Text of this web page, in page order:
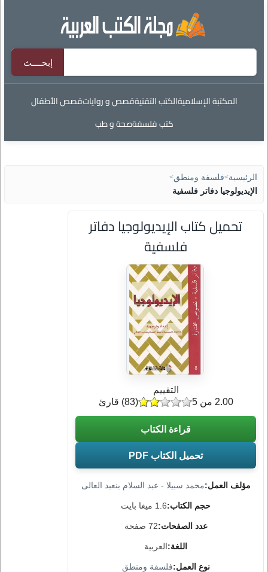
المكتبة الإسلاميةالكتب التقنيةقصص و رواياتقصص الأطفال
كتب فلسفةصحة و طب
الرئيسية>فلسفة ومنطق>
الإيديولوجيا دفاتر فلسفية
تحميل كتاب الإيديولوجيا دفاتر
فلسفية
مؤلف العمل:محمد سبيلا - عبد السلام بنعبد العالى
حجم الكتاب:1.6 ميغا بايت
عدد الصفحات:72 صفحة
اللغة:العربية
نوع العمل:فلسفة ومنطق
التقييم
(
83) قارئ 2.00 من 5
قراءة الكتاب
تحميل الكتاب PDF